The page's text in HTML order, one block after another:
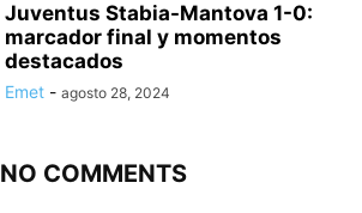
Juventus Stabia-Mantova 1-0:
marcador final y momentos
destacados
Emet - agosto 28, 2024
NO COMMENTS